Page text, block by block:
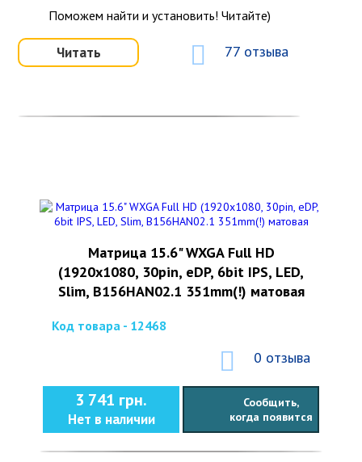
Поможем найти и установить! Читайте)
Читать 77 отзыва
Матрица 15.6" WXGA Full HD
(1920x1080, 30pin, eDP, 6bit IPS, LED,
Slim, B156HAN02.1 351mm(!) матовая
Код товара - 12468
0 отзыва
3 741 грн.
Нет в наличии
Сообщить,
когда появится